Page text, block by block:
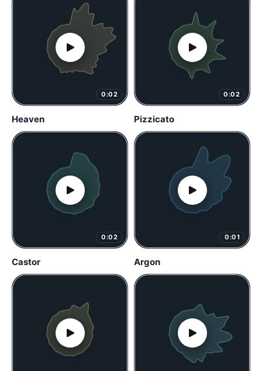
0:02
Heaven
0:02
Pizzicato
0:02
Castor
0:01
Argon